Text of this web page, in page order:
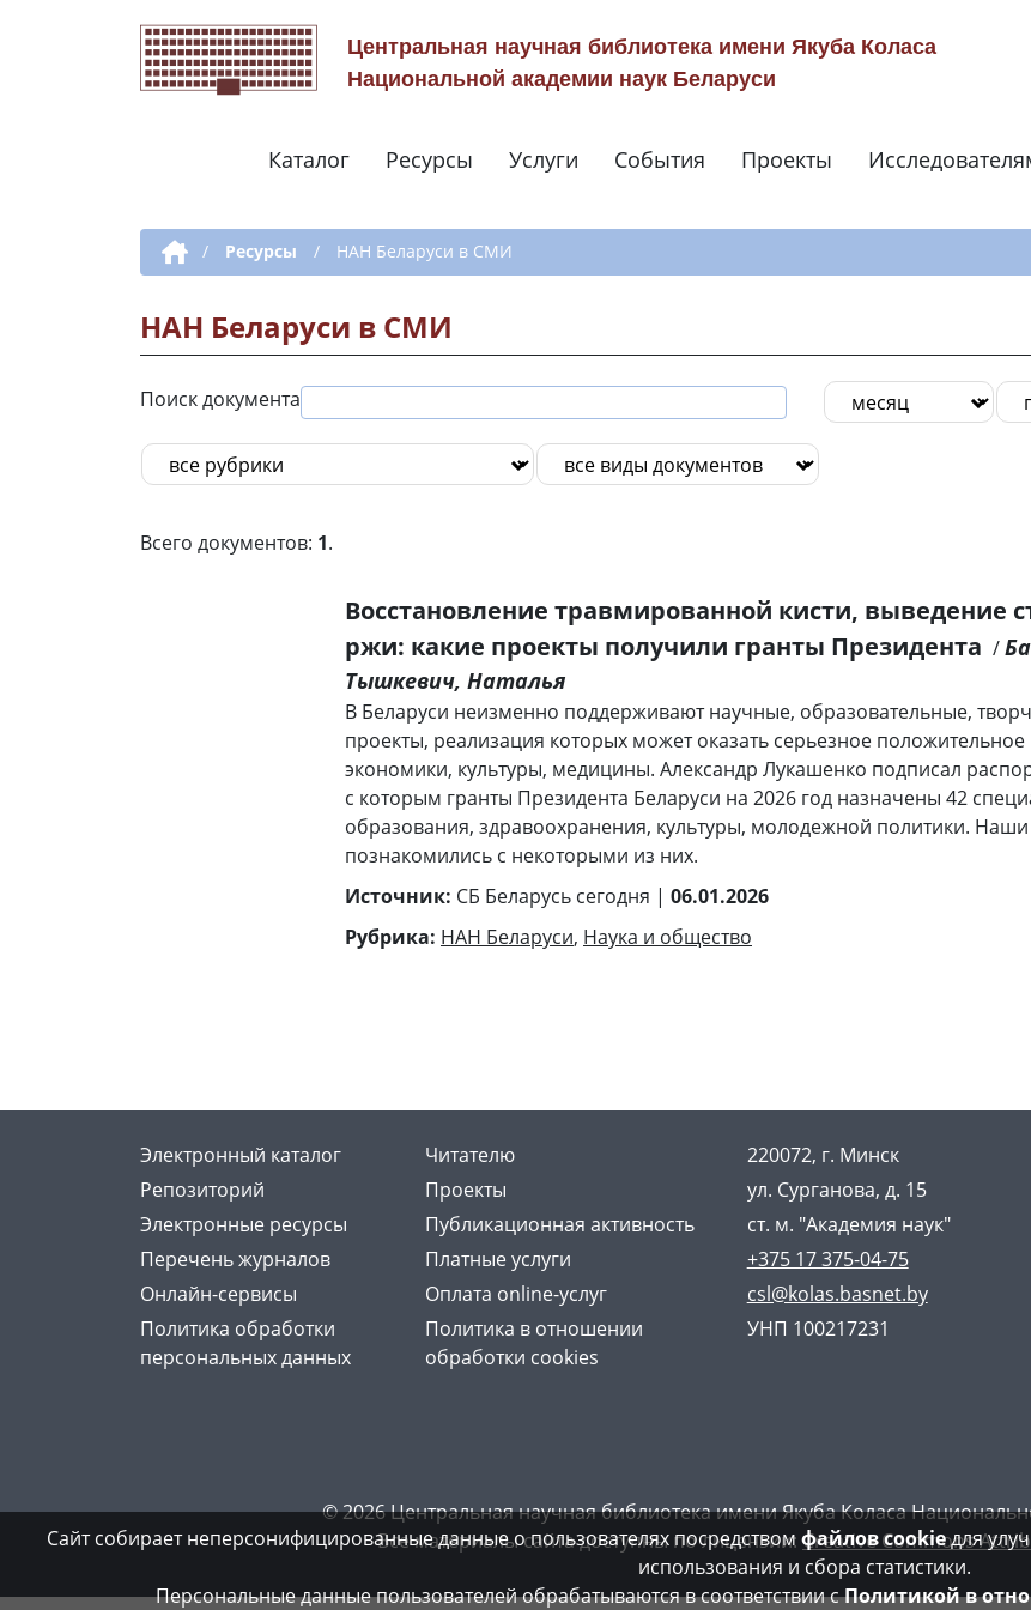
Центральная научная библиотека имени Якуба Коласа
Национальной академии наук Беларуси
Навигация по
Каталог Ресурсы Услуги События Проекты
Дополнительная навигация
/ Ресурсы / НАН Беларуси в СМИ
НАН Беларуси в СМИ
Поиск документа
Всего документов: 1.
Восстановление травмированной кисти, выведение
ржи: какие проекты получили гранты Президента /
Тышкевич, Наталья
В Беларуси неизменно поддерживают научные, образовательные,
проекты, реализация которых может оказать серьезное
экономики, культуры, медицины. Александр Лукашенко подписал
с которым гранты Президента Беларуси на 2026 год назначены 42
образования, здравоохранения, культуры, молодежной политики.
познакомились с некоторыми из них.
Источник: СБ Беларусь сегодня | 06.01.2026
Рубрика: НАН Беларуси, Наука и общество
Электронный каталог
Читателю
Репозиторий
Проекты
Электронные ресурсы
Публикационная активность
Перечень журналов
Платные услуги
Онлайн-сервисы
Оплата online-услуг
Политика обработки
персональных данных
Политика в отношении
обработки cookies
220072, г. Минск
ул. Сурганова, д. 15
ст. м. "Академия наук"
+375 17 375-04-75
csl@kolas.basnet.by
УНП 100217231
© 2026 Центральная научная библиотека имени Якуба Коласа
Все материалы сайта доступны по лицензии:Creative Commons
Сайт собирает неперсонифицированные данные о пользователях посредствомфайлов cookieдля
использования и сбора статистики.
Персональные данные пользователей обрабатываются в соответствии сПолитикой в